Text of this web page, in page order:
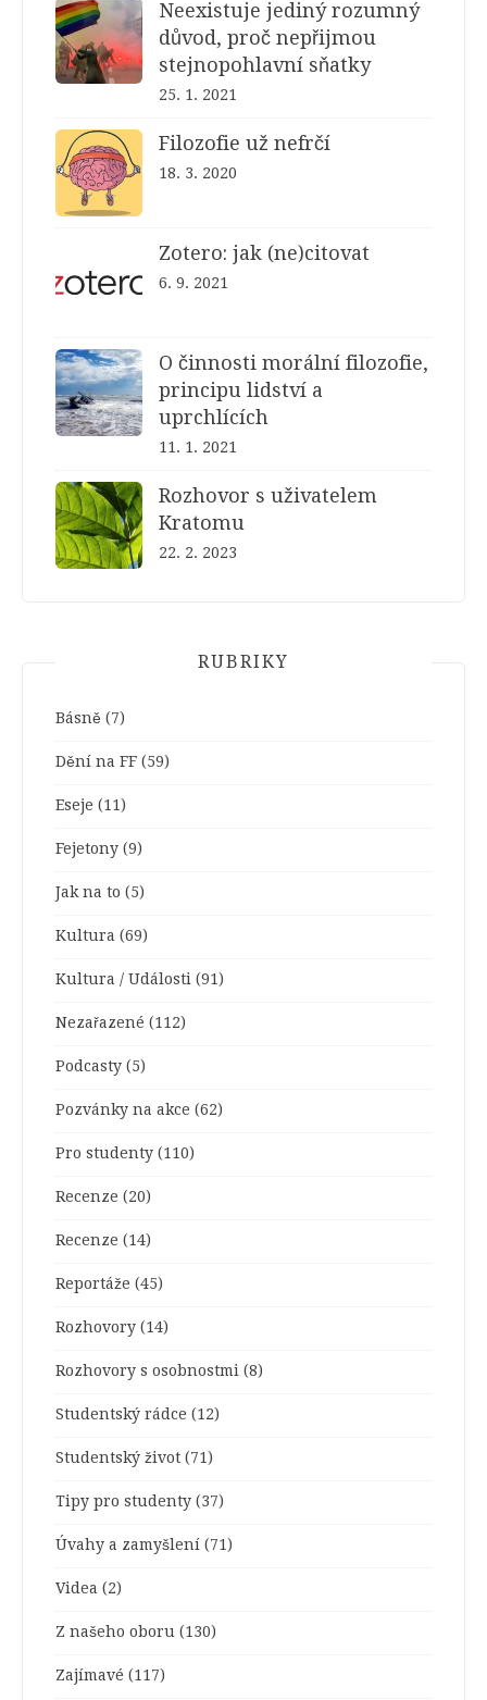
Neexistuje jediný rozumný
důvod, proč nepřijmou
stejnopohlavní sňatky
25. 1. 2021
Filozofie už nefrčí
18. 3. 2020
Zotero: jak (ne)citovat
6. 9. 2021
O činnosti morální filozofie,
principu lidství a
uprchlících
11. 1. 2021
Rozhovor s uživatelem
Kratomu
22. 2. 2023
RUBRIKY
Básně (7)
Dění na FF (59)
Eseje (11)
Fejetony (9)
Jak na to (5)
Kultura (69)
Kultura / Události (91)
Nezařazené (112)
Podcasty (5)
Pozvánky na akce (62)
Pro studenty (110)
Recenze (20)
Recenze (14)
Reportáže (45)
Rozhovory (14)
Rozhovory s osobnostmi (8)
Studentský rádce (12)
Studentský život (71)
Tipy pro studenty (37)
Úvahy a zamyšlení (71)
Videa (2)
Z našeho oboru (130)
Zajímavé (117)